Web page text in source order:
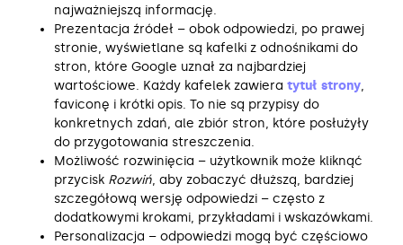
najważniejszą informację.
Prezentacja źródeł – obok odpowiedzi, po prawej
stronie, wyświetlane są kafelki z odnośnikami do
stron, które Google uznał za najbardziej
wartościowe. Każdy kafelek zawiera tytuł strony,
faviconę i krótki opis. To nie są przypisy do
konkretnych zdań, ale zbiór stron, które posłużyły
do przygotowania streszczenia.
Możliwość rozwinięcia – użytkownik może kliknąć
przycisk Rozwiń, aby zobaczyć dłuższą, bardziej
szczegółową wersję odpowiedzi – często z
dodatkowymi krokami, przykładami i wskazówkami.
Personalizacja – odpowiedzi mogą być częściowo